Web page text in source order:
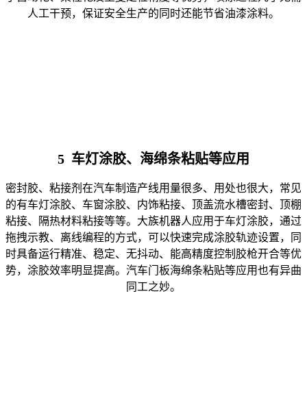
人工干预，保证安全生产的同时还能节省油漆涂料。
5 车灯涂胶、海绵条粘贴等应用
密封胶、粘接剂在汽车制造产线用量很多、用处也很大，常见
的有车灯涂胶、车窗涂胶、内饰粘接、顶盖流水槽密封、顶棚
粘接、隔热材料粘接等等。大族机器人应用于车灯涂胶，通过
拖拽示教、离线编程的方式，可以快速完成涂胶轨迹设置，同
时具备运行精准、稳定、无抖动、能高精度控制胶枪开合等优
势，涂胶效率明显提高。汽车门板海绵条粘贴等应用也有异曲
同工之妙。